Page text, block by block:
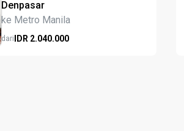
Denpasar
ke Metro Manila
dariIDR 2.040.000